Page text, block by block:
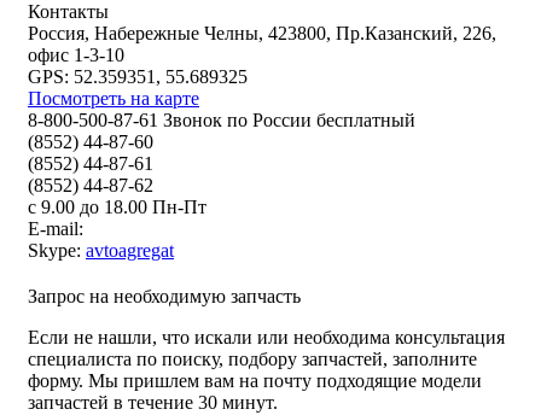
Контакты
Россия, Набережные Челны, 423800, Пр.Казанский, 226,
офис 1-3-10
GPS: 52.359351, 55.689325
Посмотреть на карте
8-800-500-87-61 Звонок по России бесплатный
(8552) 44-87-60
(8552) 44-87-61
(8552) 44-87-62
с 9.00 до 18.00 Пн-Пт
E-mail:
Skype: avtoagregat
Запрос на необходимую запчасть
Если не нашли, что искали или необходима консультация
специалиста по поиску, подбору запчастей, заполните
форму. Мы пришлем вам на почту подходящие модели
запчастей в течение 30 минут.